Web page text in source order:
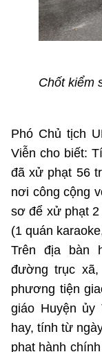
Chốt kiểm
Phó Chủ tịch
Viễn cho biết:
đã xử phạt 56
nơi công cộng
sơ để xử phạt
(1 quán
Trên địa bàn
đường trục
phương tiện
giáo Huyện ủy
hay, tính từ
phạt hành